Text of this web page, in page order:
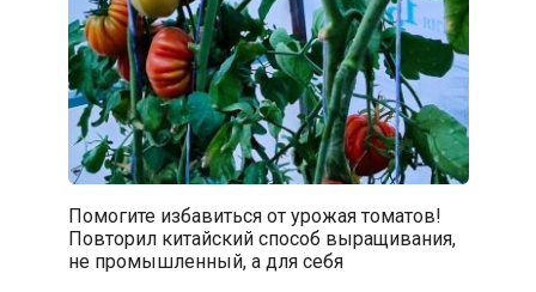
Помогите избавиться от урожая томатов!
Повторил китайский способ выращивания,
не промышленный, а для себя